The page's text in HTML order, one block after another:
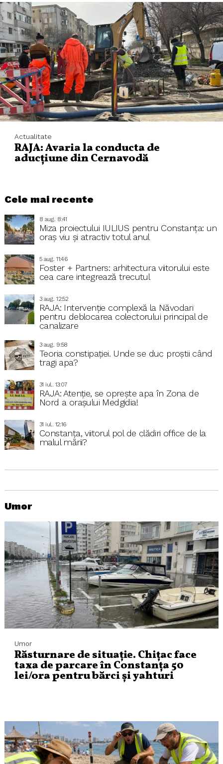
Actualitate
RAJA: Avaria la conducta de
aducțiune din Cernavodă
Cele mai recente
8 aug.. 8:41
Miza proiectului IULIUS pentru Constanța: un
oraș viu și atractiv totul anul
5 aug.. 11:46
Foster + Partners: arhitectura viitorului este
cea care integrează trecutul
3 aug.. 12:52
RAJA: Intervenție complexă la Năvodari
pentru deblocarea colectorului principal de
canalizare
3 aug.. 9:58
Teoria constipației. Unde se duc proștii când
tragi apa?
31 iul.. 13:07
RAJA: Atenție, se oprește apa în Zona de
Nord a orașului Medgidia!
31 iul.. 12:16
Constanța, viitorul pol de clădiri office de la
malul mării?
Umor
Umor
Răsturnare de situație. Chițac face
taxa de parcare în Constanța 50
lei/ora pentru bărci și yahturi